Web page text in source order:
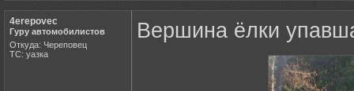
4erepovec
Гуру автомобилистов
Откуда: Череповец
ТС: уазка
Вершина ёлки